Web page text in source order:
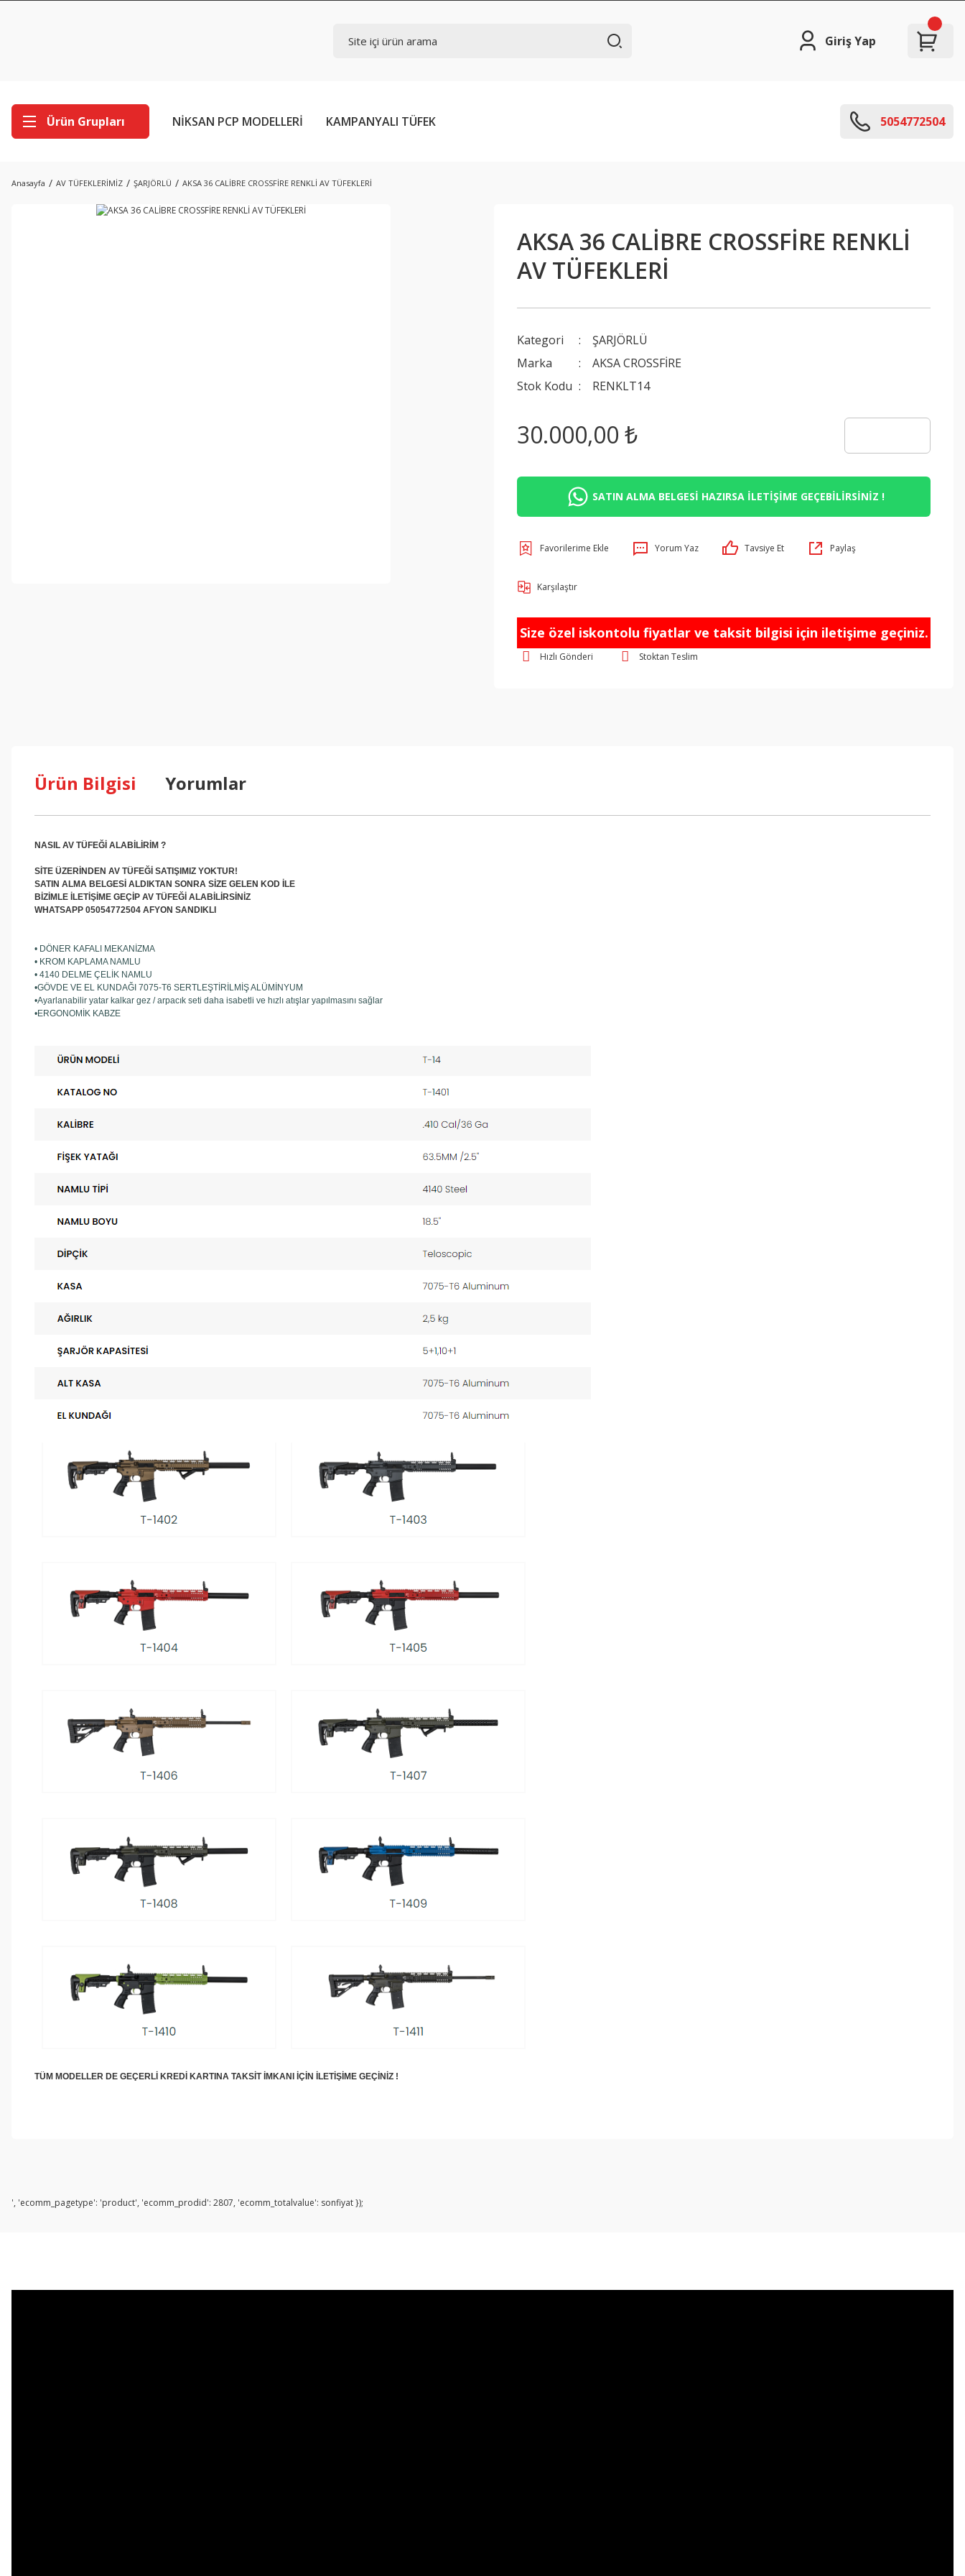
Giriş Yap
Ürün Grupları NİKSAN PCP MODELLERİ KAMPANYALI TÜFEK 5054772504
Anasayfa AV TÜFEKLERİMİZ ŞARJÖRLÜ AKSA 36 CALİBRE CROSSFİRE RENKLİ AV TÜFEKLERİ
AKSA 36 CALİBRE CROSSFİRE RENKLİ
AV TÜFEKLERİ
Kategori
ŞARJÖRLÜ
Marka
AKSA CROSSFİRE
Stok Kodu
RENKLT14
30.000,00 ₺
SATIN ALMA BELGESİ HAZIRSA İLETİŞİME GEÇEBİLİRSİNİZ !
Yorum Yaz Tavsiye Et Paylaş
Karşılaştır
Size özel iskontolu fiyatlar ve taksit bilgisi için iletişime geçiniz.
Hızlı Gönderi Stoktan Teslim
Ürün Bilgisi Yorumlar
NASIL AV TÜFEĞİ ALABİLİRİM ?
SİTE ÜZERİNDEN AV TÜFEĞİ SATIŞIMIZ YOKTUR!
SATIN ALMA BELGESİ ALDIKTAN SONRA SİZE GELEN KOD İLE
BİZİMLE İLETİŞİME GEÇİP AV TÜFEĞİ ALABİLİRSİNİZ
WHATSAPP 05054772504 AFYON SANDIKLI
• DÖNER KAFALI MEKANİZMA
• KROM KAPLAMA NAMLU
• 4140 DELME ÇELİK NAMLU
•GÖVDE VE EL KUNDAĞI 7075-T6 SERTLEŞTİRİLMİŞ ALÜMİNYUM
•Ayarlanabilir yatar kalkar gez / arpacık seti daha isabetli ve hızlı atışlar yapılmasını sağlar
•ERGONOMİK KABZE
TÜM MODELLER DE GEÇERLİ KREDİ KARTINA TAKSİT İMKANI İÇİN İLETİŞİME GEÇİNİZ !
', 'ecomm_pagetype': 'product', 'ecomm_prodid': 2807, 'ecomm_totalvalue': sonfiyat });